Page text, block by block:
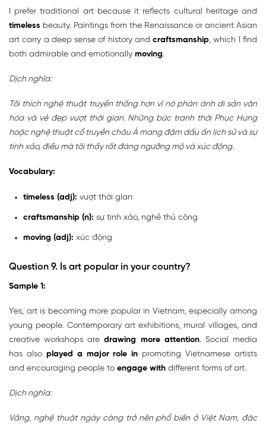
I prefer traditional art because it reflects cultural heritage and
timeless beauty. Paintings from the Renaissance or ancient Asian
art carry a deep sense of history andcraftsmanship, which I find
both admirable and emotionally moving.
Dịch nghĩa:
Tôi thích nghệ thuật truyền thống hơn vì nó phản ánh di sản văn
hóa và vẻ đẹp vượt thời gian. Những bức tranh thời Phục Hưng
hoặc nghệ thuật cổ truyền châu Á mang đậm dấu ấn lịch sử và sự
tinh xảo, điều mà tôi thấy rất đáng ngưỡng mộ và xúc động.
Vocabulary:
timeless (adj): vượt thời gian
craftsmanship (n): sự tinh xảo, nghề thủ công
moving (adj): xúc động
Question 9. Is art popular in your country?
Sample 1:
Yes, art is becoming more popular in Vietnam, especially among
young people. Contemporary art exhibitions, mural villages, and
creative workshops aredrawing more attention. Social media
has also played a major role in promoting Vietnamese artists
and encouraging people to engage with different forms of art.
Dịch nghĩa:
Vâng, nghệ thuật ngày càng trở nên phổ biến ở Việt Nam, đặc